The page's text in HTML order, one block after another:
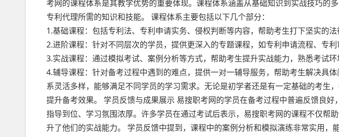
考网的课程体系是其教学优势的重要体现。课程体系涵盖从基础知识到实战技巧的
专利代理所需的知识和技能。 课程体系主要包括以下几个部分：
1.基础课程：包括专利法、专利申请实务、侵权判断等内容，帮助考生打下坚实的法
2.进阶课程：针对不同层次的学员，提供更深入的专题课程，如专利申请流程、专利
3.实战课程：通过模拟考试、案例分析等方式，帮助考生提升实战能力，熟悉考试环
4.辅导课程：针对备考过程中遇到的难点，提供一对一辅导服务，帮助考生解决具
系灵活多样，能够满足不同学员的学习需求。无论是初学者还是有一定基础的考生，
提升备考效果。 学员反馈与成果展示 易搜职考网的学员在备考过程中普遍反馈良好
指导到位、学习氛围浓厚。许多学员在通过考试后表示，易搜职考网的课程不仅帮
升了他们的实战能力。 学员反馈中提到，课程中的案例分析和模拟演练非常实用，